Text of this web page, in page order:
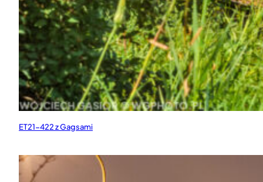
ET21-422 z Gagsami